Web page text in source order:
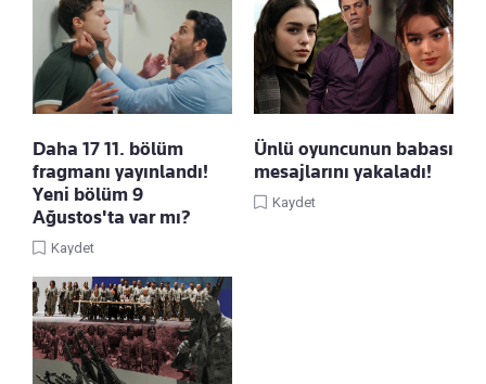
Daha 17 11. bölüm
fragmanı yayınlandı!
Yeni bölüm 9
Ağustos'ta var mı?
Kaydet
Ünlü oyuncunun babası
mesajlarını yakaladı!
Kaydet